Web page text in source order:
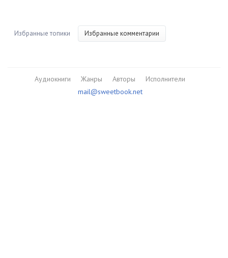
Избранные топики Избранные комментарии
Аудиокниги Жанры Авторы
Исполнители
mail@sweetbook.net